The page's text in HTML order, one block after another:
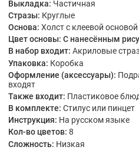
Выкладка: Частичная
Стразы: Круглые
Основа: Холст с клеевой
Цвет основы: С нанесённым
В набор входит: Акриловые
Упаковка: Коробка
Оформление (аксессуары):
входят
Также входит: Пластиковое
В комплекте: Стилус или пинцет
Инструкция: На русском языке
Кол-во цветов: 8
Сложность: Низкая